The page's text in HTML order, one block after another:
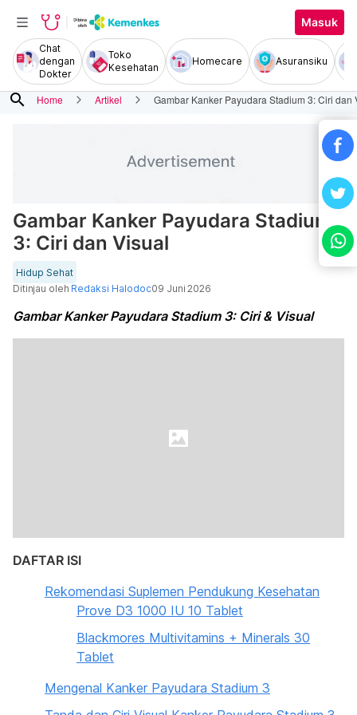
Masuk
Chat
dengan
Dokter
Toko
Kesehatan
Homecare Asuransiku
search Home Artikel Gambar Kanker Payudara Stadium 3: Ciri dan
Gambar Kanker Payudara Stadium
3: Ciri dan Visual
Hidup Sehat
Ditinjau oleh Redaksi Halodoc09 Juni 2026
Gambar Kanker Payudara Stadium 3: Ciri & Visual
DAFTAR ISI
Rekomendasi Suplemen Pendukung Kesehatan
Prove D3 1000 IU 10 Tablet
Blackmores Multivitamins + Minerals 30
Tablet
Mengenal Kanker Payudara Stadium 3